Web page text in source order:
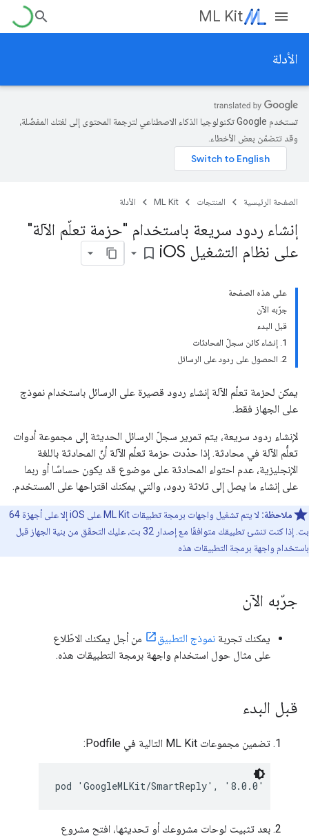
ML Kit
الأدلة
تستخدم Google تكنولوجيا الذكاء الاصطناعي لترجمة المحتوى إلى لغتك المفضّلة،
وقد تتضمّن بعض الأخطاء.
الصفحة الرئيسية المنتجات ML Kit الأدلة
إنشاء ردود سريعة باستخدام "حزمة تعلّم الآلة"
على نظام التشغيل i OS
bookmark_border
على هذه الصفحة
جرّبه الآن
قبل البدء
1. إنشاء كائن سجلّ المحادثات
2. الحصول على ردود على الرسائل
يمكن لحزمة تعلّم الآلة إنشاء ردود قصيرة على الرسائل باستخدام نموذج
على الجهاز فقط.
لإنشاء ردود سريعة، يتم تمرير سجلّ الرسائل الحديثة إلى مجموعة أدوات
تعلُّم الآلة في محادثة. إذا حدّدت حزمة تعلّم الآلة أنّ المحادثة باللغة
الإنجليزية، عدم احتواء المحادثة على موضوع قد يكون حساسًا أو ربما
على إنشاء ما يصل إلى ثلاثة ردود، والتي يمكنك اقتراحها على المستخدم.
ملاحظة:
لا يتم تشغيل واجهات برمجة تطبيقات ML Kit على iOS إلا على أجهزة 64
بت. إذا كنت تنشئ تطبيقك متوافقًا مع إصدار 32 بت، عليك التحقّق من بنية الجهاز قبل
باستخدام واجهة برمجة التطبيقات هذه
جرّبه الآن
يمكنك تجربة نموذج التطبيق
من أجل يمكنك الاطّلاع
على مثال حول استخدام واجهة برمجة التطبيقات هذه.
قبل البدء
تضمين مجموعات ML Kit التالية في Podfile:
بعد تثبيت لوحات مشروعك أو تحديثها، افتح مشروع